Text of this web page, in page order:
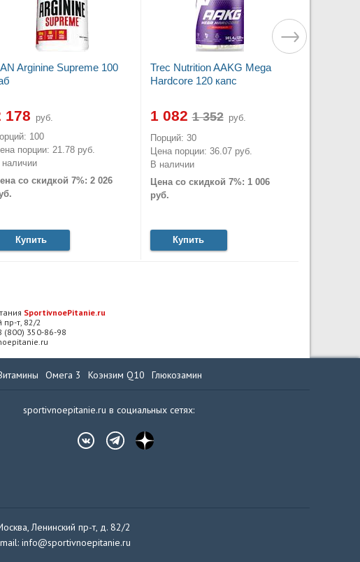
Arginine Supreme 100
178
руб.
100
порции: 21.78 руб.
наличии
со скидкой 7%: 2 026
Купить
Trec Nutrition AAKG Mega
Hardcore 120 капс
1 082
руб.
Порций: 30
Цена порции: 36.07 руб.
В наличии
Цена со скидкой 7%: 1 006
руб.
Купить
SportivnoePitanie.ru
пр-т, 82/2
(800) 350-86-98
Омега 3 Коэнзим Q10 Глюкозамин
sportivnoepitanie.ru в социальных сетях:
Ленинский пр-т, д. 82/2
info@sportivnoepitanie.ru